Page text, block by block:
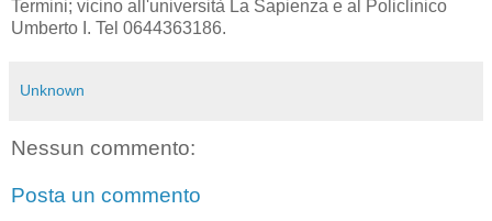
Termini; vicino all'università La Sapienza e al Policlinico
Umberto I. Tel 0644363186.
Unknown
Nessun commento:
Posta un commento